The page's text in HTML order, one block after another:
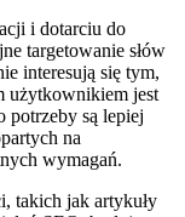
i dotarciu do
targetowanie słów
interesują się tym,
użytkownikiem jest
potrzeby są lepiej
na
wymagań.
takich jak artykuły